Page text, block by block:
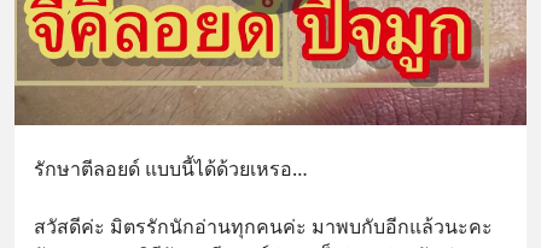
รักษาตีลอยด์ แบบนี้ได้ด้วยเหรอ…
สวัสดีค่ะ มิตรรักนักอ่านทุกคนค่ะ มาพบกับอีกแล้วนะคะ